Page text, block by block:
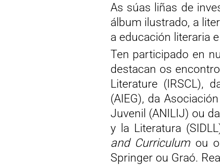
As súas liñas de
álbum ilustrado, a
a educación literaria
Ten participado en
destacan os
Literature (IRSCL),
(AIEG), da
Juvenil (ANILIJ) ou
y la Literatura
and Curriculumou
Springer ou Graó.